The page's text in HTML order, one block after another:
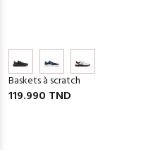
Baskets à scratch
119.990 TND